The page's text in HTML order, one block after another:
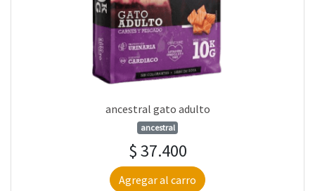
ancestral gato adulto
ancestral
$ 37.400
Agregar al carro